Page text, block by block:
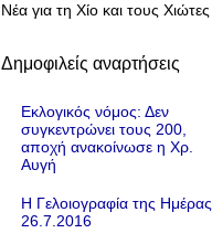
Νέα για τη Χίο και τους Χιώτες
Δημοφιλείς αναρτήσεις
Εκλογικός νόμος: Δεν
συγκεντρώνει τους 200,
αποχή ανακοίνωσε η Χρ.
Αυγή
Η Γελοιογραφία της Ημέρας
26.7.2016